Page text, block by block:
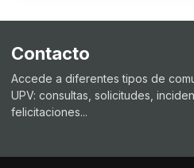
Contacto
Accede a diferentes tipos de
UPV: consultas, solicitudes,
felicitaciones...